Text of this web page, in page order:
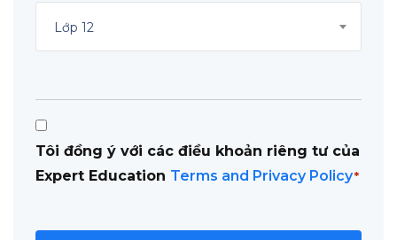
Lớp 12
Consent
*
Tôi đồng ý với các điều khoản riêng tư của
Expert Education Terms and Privacy Policy*